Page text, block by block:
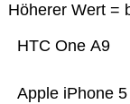
Höherer Wert =
Apple iPhone 5
HTC One A9